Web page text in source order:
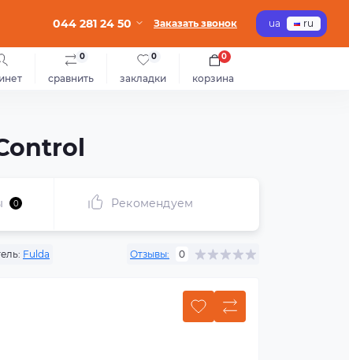
044 281 24 50 Заказать звонок ua ru
сравнить
0
закладки
0
корзина
0
0 Рекомендуем
Fulda Отзывы: 0